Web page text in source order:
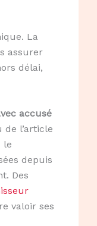
La
assurer
délai,
accusé
l’article
le
depuis
Des
valoir ses